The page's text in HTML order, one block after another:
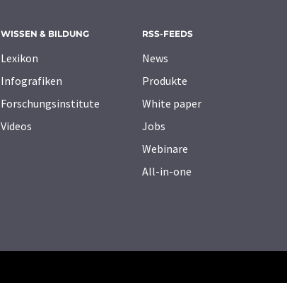
WISSEN & BILDUNG
Lexikon
Infografiken
Forschungsinstitute
Videos
RSS-FEEDS
News
Produkte
White paper
Jobs
Webinare
All-in-one